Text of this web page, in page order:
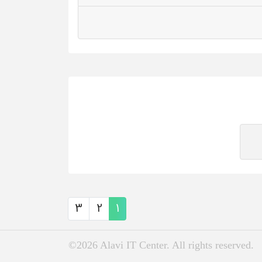
1
2
3
©2026 Alavi IT Center. All rights reserved.